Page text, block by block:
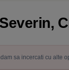
sa incercati cu alte